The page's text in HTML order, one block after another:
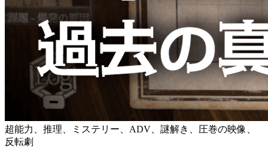
超能力、推理、ミステリー、ADV、謎解き、圧巻の映像、
反転劇